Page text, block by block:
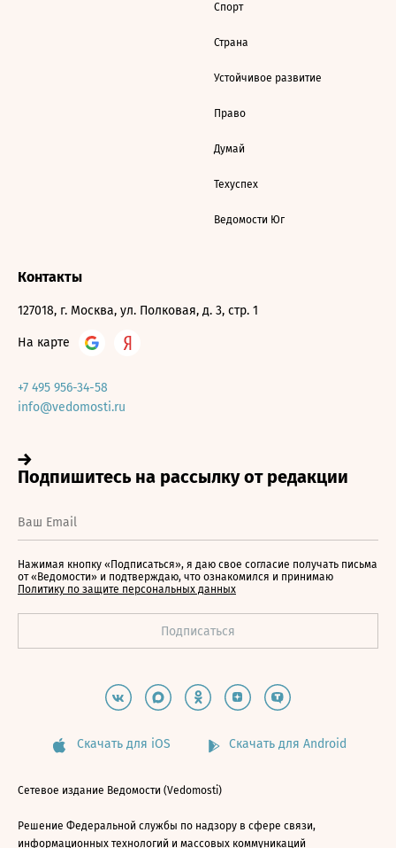
Спорт
Страна
Устойчивое развитие
Право
Думай
Техуспех
Ведомости Юг
Контакты
127018, г. Москва, ул. Полковая, д. 3, стр. 1
На карте
+7 495 956-34-58
info@vedomosti.ru
Нажимая кнопку «Подписаться», я даю свое согласие получать письма
от «Ведомости» и подтверждаю, что ознакомился и принимаю
Политику по защите персональных данных
Скачать для iOS Скачать для Android
Сетевое издание Ведомости (Vedomosti)
Решение Федеральной службы по надзору в сфере связи,
информационных технологий и массовых коммуникаций